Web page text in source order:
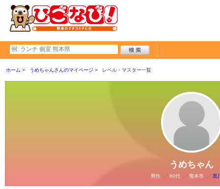
ホーム うめちゃんさんのマイページ レベル・マスター一覧
うめちゃん
男性 60代 熊本市 黒